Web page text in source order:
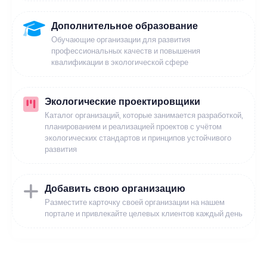
Дополнительное образование
Обучающие организации для развития
профессиональных качеств и повышения
квалификации в экологической сфере
Экологические проектировщики
Каталог организаций, которые занимается разработкой,
планированием и реализацией проектов с учётом
экологических стандартов и принципов устойчивого
развития
Добавить свою организацию
Разместите карточку своей организации на нашем
портале и привлекайте целевых клиентов каждый день